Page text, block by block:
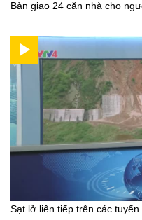
Bàn giao 24 căn nhà cho
Sạt lở liên tiếp trên các